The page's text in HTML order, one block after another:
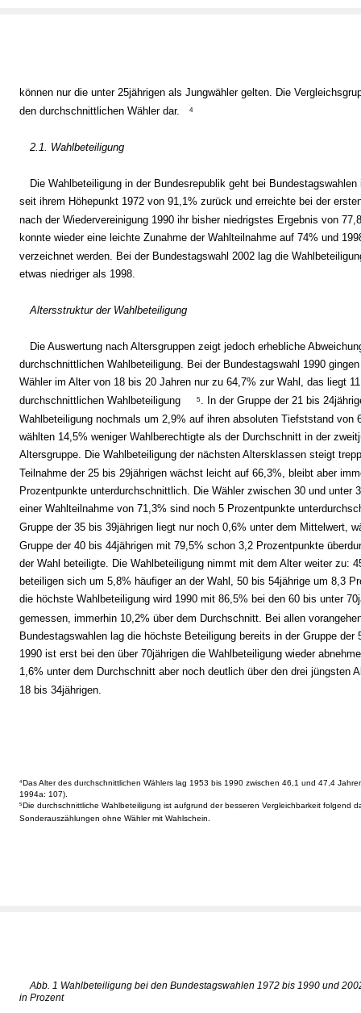
können nur die unter 25jährigen als Jungwähler gelten. Die
den durchschnittlichen Wähler dar.
4
2.1. Wahlbeteiligung
Die Wahlbeteiligung in der Bundesrepublik geht bei Bundestagswahlen
seit ihrem Höhepunkt 1972 von 91,1% zurück und erreichte bei der
nach der Wiedervereinigung 1990 ihr bisher niedrigstes Ergebnis von
konnte wieder eine leichte Zunahme der Wahlteilnahme auf 74% und
verzeichnet werden. Bei der Bundestagswahl 2002 lag die
etwas niedriger als 1998.
Altersstruktur der Wahlbeteiligung
Die Auswertung nach Altersgruppen zeigt jedoch erhebliche
durchschnittlichen Wahlbeteiligung. Bei der Bundestagswahl 1990
Wähler im Alter von 18 bis 20 Jahren nur zu 64,7% zur Wahl, das liegt
durchschnittlichen Wahlbeteiligung
5 . In der Gruppe der 21 bis
Wahlbeteiligung nochmals um 2,9% auf ihren absoluten Tiefststand von
wählten 14,5% weniger Wahlberechtigte als der Durchschnitt in der
Altersgruppe. Die Wahlbeteiligung der nächsten Altersklassen steigt
Teilnahme der 25 bis 29jährigen wächst leicht auf 66,3%, bleibt aber
Prozentpunkte unterdurchschnittlich. Die Wähler zwischen 30 und unter
einer Wahlteilnahme von 71,3% sind noch 5 Prozentpunkte
Gruppe der 35 bis 39jährigen liegt nur noch 0,6% unter dem Mittelwert,
Gruppe der 40 bis 44jährigen mit 79,5% schon 3,2 Prozentpunkte
der Wahl beteiligte. Die Wahlbeteiligung nimmt mit dem Alter weiter zu:
beteiligen sich um 5,8% häufiger an der Wahl, 50 bis 54jährige um 8,3
die höchste Wahlbeteiligung wird 1990 mit 86,5% bei den 60 bis unter
gemessen, immerhin 10,2% über dem Durchschnitt. Bei allen
Bundestagswahlen lag die höchste Beteiligung bereits in der Gruppe der
1990 ist erst bei den über 70jährigen die Wahlbeteiligung wieder
1,6% unter dem Durchschnitt aber noch deutlich über den drei jüngsten
18 bis 34jährigen.
4 Das Alter des durchschnittlichen Wählers lag 1953 bis 1990 zwischen 46,1 und 47,4
1994a: 107).
5 Die durchschnittliche Wahlbeteiligung ist aufgrund der besseren Vergleichbarkeit folgend
Sonderauszählungen ohne Wähler mit Wahlschein.
Abb. 1 Wahlbeteiligung bei den Bundestagswahlen 1972 bis 1990 und
in Prozent